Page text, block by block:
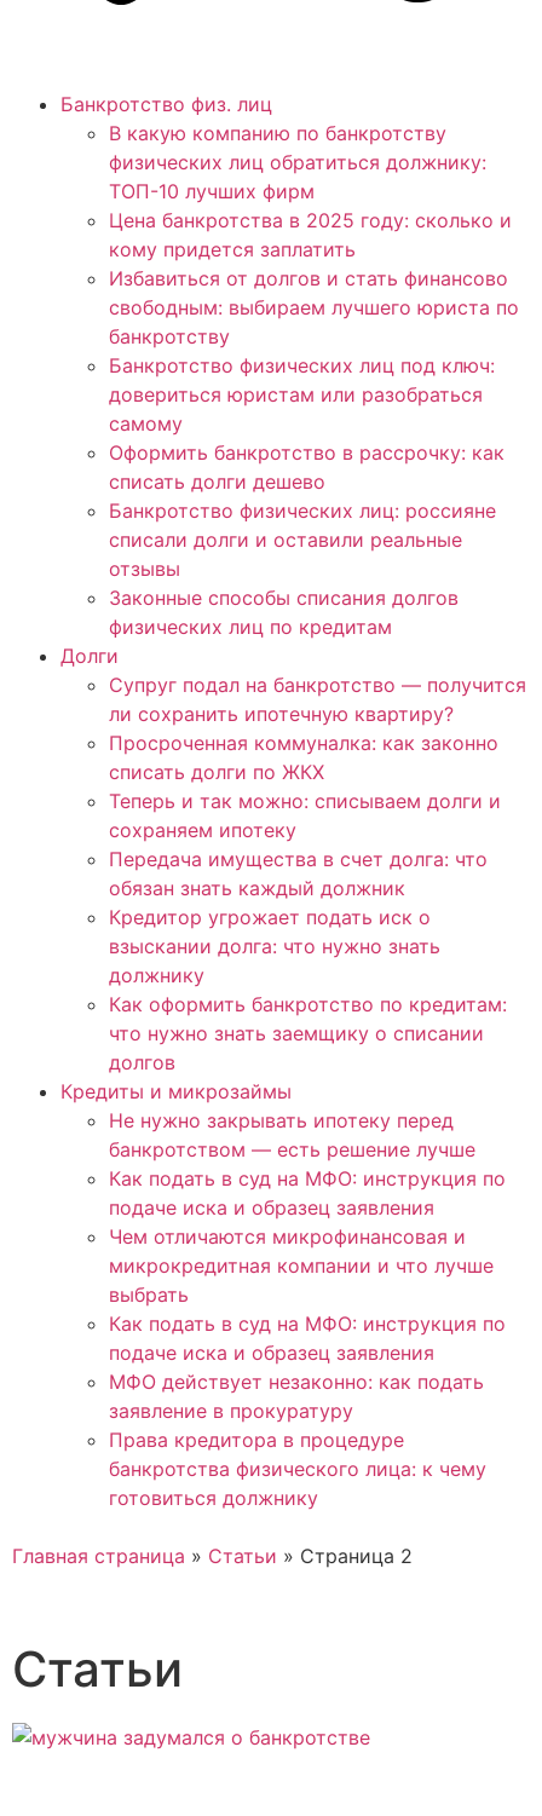
Банкротство физ. лиц
В какую компанию по банкротству
физических лиц обратиться должнику:
ТОП-10 лучших фирм
Цена банкротства в 2025 году: сколько и
кому придется заплатить
Избавиться от долгов и стать финансово
свободным: выбираем лучшего юриста по
банкротству
Банкротство физических лиц под ключ:
довериться юристам или разобраться
самому
Оформить банкротство в рассрочку: как
списать долги дешево
Банкротство физических лиц: россияне
списали долги и оставили реальные
отзывы
Законные способы списания долгов
физических лиц по кредитам
Долги
Супруг подал на банкротство — получится
ли сохранить ипотечную квартиру?
Просроченная коммуналка: как законно
списать долги по ЖКХ
Теперь и так можно: списываем долги и
сохраняем ипотеку
Передача имущества в счет долга: что
обязан знать каждый должник
Кредитор угрожает подать иск о
взыскании долга: что нужно знать
должнику
Как оформить банкротство по кредитам:
что нужно знать заемщику о списании
долгов
Кредиты и микрозаймы
Не нужно закрывать ипотеку перед
банкротством — есть решение лучше
Как подать в суд на МФО: инструкция по
подаче иска и образец заявления
Чем отличаются микрофинансовая и
микрокредитная компании и что лучше
выбрать
Как подать в суд на МФО: инструкция по
подаче иска и образец заявления
МФО действует незаконно: как подать
заявление в прокуратуру
Права кредитора в процедуре
банкротства физического лица: к чему
готовиться должнику
Главная страница » Статьи » Страница 2
Статьи